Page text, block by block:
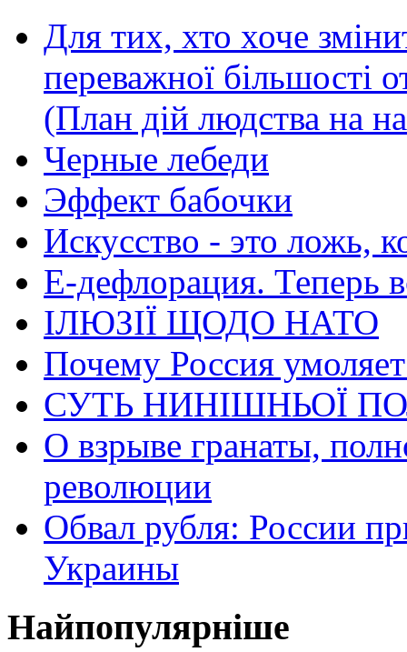
Для тих, хто хоче
переважної більшості
(План дій людства на
Черные лебеди
Эффект бабочки
Искусство - это ложь,
Е-дефлорация. Теперь
ІЛЮЗІЇ ЩОДО НАТО
Почему Россия
СУТЬ НИНІШНЬОЇ
О взрыве гранаты,
революции
Обвал рубля: России
Украины
Найпопулярніше